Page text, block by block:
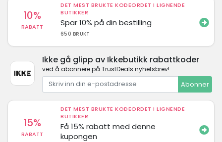
10%
RABATT
DET MEST BRUKTE KODEORDET I LIGNENDE
BUTIKKER
Spar 10% på din bestilling
650 BRUKT
Ikke gå glipp av Ikkebutikk rabattkoder
ved å abonnere på TrustDeals nyhetsbrev!
Abonner
15%
RABATT
DET MEST BRUKTE KODEORDET I LIGNENDE
BUTIKKER
Få 15% rabatt med denne
kupongen